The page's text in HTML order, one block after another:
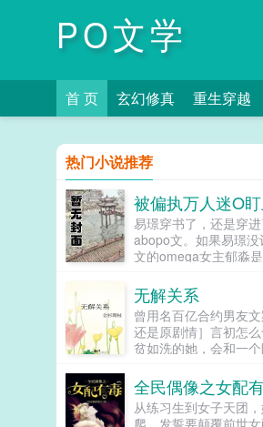
PO文学
首 页 玄幻修真 重生穿越
热门小说推荐
被偏执万人迷O
易璟穿书了，还是穿
abopo文。如果易璟
文的omega女主郁淼
无法克制对郁淼强取豪
使郁淼自己性格冷淡
有兴趣，剧情也总会
而且每隔两三章会就
刺激得不行。穿到一
淼。青灰亚麻色的分层
有些病弱，眼波迷蒙
含着水似的，远远一
无解关系
曾用名百亿合约男友
还是原剧情］言初怎
贫如洗的她，会和一
富交换。说白了就是他
户，她的钱进了他账户
回！去！好消息对方
全民偶像之女配
从练习生到女子天团
爬，发誓要颠覆前世